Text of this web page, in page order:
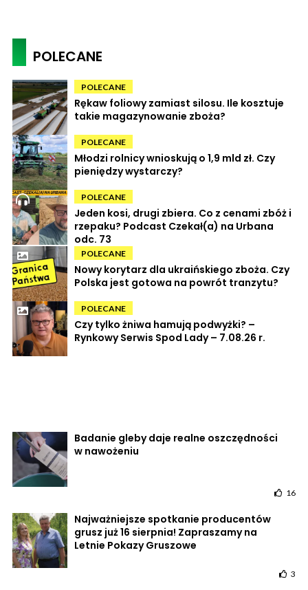
POLECANE
POLECANE
Rękaw foliowy zamiast silosu. Ile kosztuje
takie magazynowanie zboża?
POLECANE
Młodzi rolnicy wnioskują o 1,9 mld zł. Czy
pieniędzy wystarczy?
POLECANE
Jeden kosi, drugi zbiera. Co z cenami zbóż i
rzepaku? Podcast Czekał(a) na Urbana
odc. 73
POLECANE
Nowy korytarz dla ukraińskiego zboża. Czy
Polska jest gotowa na powrót tranzytu?
POLECANE
Czy tylko żniwa hamują podwyżki? –
Rynkowy Serwis Spod Lady – 7.08.26 r.
Badanie gleby daje realne oszczędności
w nawożeniu
16
Najważniejsze spotkanie producentów
grusz już 16 sierpnia! Zapraszamy na
Letnie Pokazy Gruszowe
3